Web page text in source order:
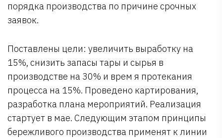
порядка производства по причине срочных
заявок.
Поставлены цели: увеличить выработку на
15%, снизить запасы тары и сырья в
производстве на 30% и врем я протекания
процесса на 15%. Проведено картирования,
разработка плана мероприятий. Реализация
стартует в мае. Следующим этапом принципы
бережливого производства применят к линии